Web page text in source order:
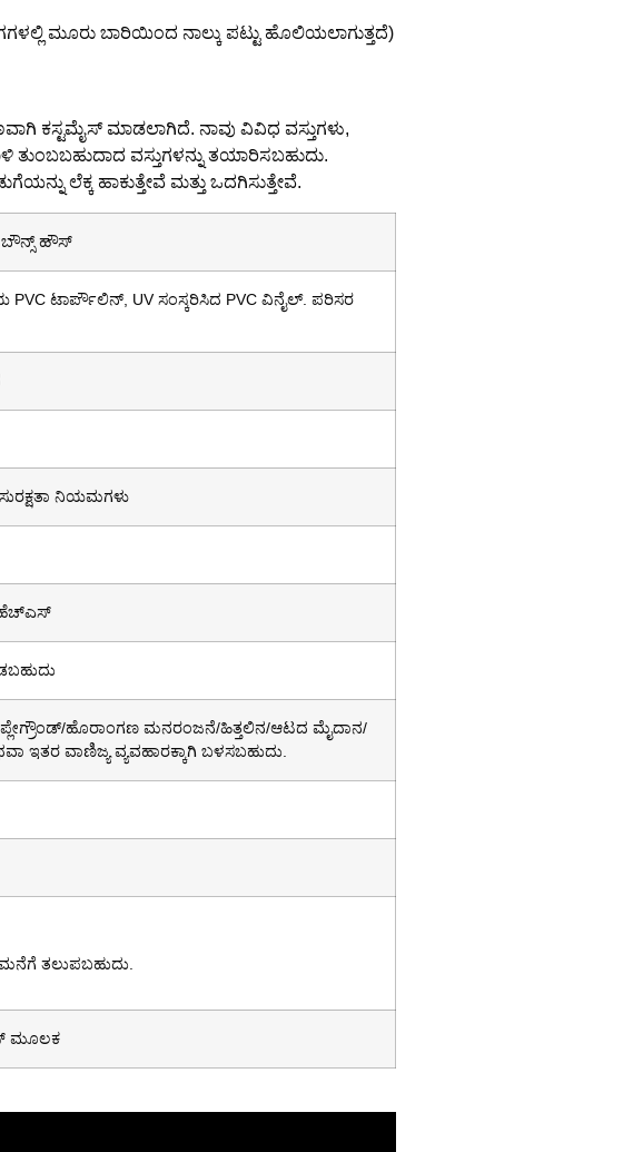
ಮೂರು ಬಾರಿಯಿಂದ ನಾಲ್ಕು ಪಟ್ಟು ಹೊಲಿಯಲಾಗುತ್ತದೆ)
ಕಸ್ಟಮೈಸ್ ಮಾಡಲಾಗಿದೆ. ನಾವು ವಿವಿಧ ವಸ್ತುಗಳು,
ತುಂಬಬಹುದಾದ ವಸ್ತುಗಳನ್ನು ತಯಾರಿಸಬಹುದು.
ಲೆಕ್ಕ ಹಾಕುತ್ತೇವೆ ಮತ್ತು ಒದಗಿಸುತ್ತೇವೆ.
ಬೌನ್ಸ್ ಹೌಸ್
PVC ಟಾರ್ಪೌಲಿನ್, UV ಸಂಸ್ಕರಿಸಿದ PVC ವಿನೈಲ್. ಪರಿಸರ
ನಿಯಮಗಳು
ಹೊರಾಂಗಣ ಮನರಂಜನೆ/ಹಿತ್ತಲಿನ/ಆಟದ ಮೈದಾನ/
ಇತರ ವಾಣಿಜ್ಯ ವ್ಯವಹಾರಕ್ಕಾಗಿ ಬಳಸಬಹುದು.
ತಲುಪಬಹುದು.
ಮೂಲಕ